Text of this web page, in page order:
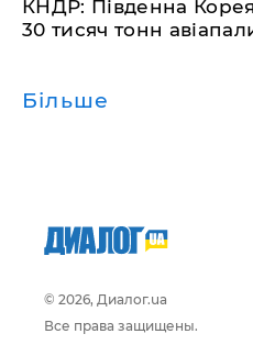
КНДР: Південна
30 тисяч тонн
Більше
© 2026, Диалог.ua
Все права защищены.